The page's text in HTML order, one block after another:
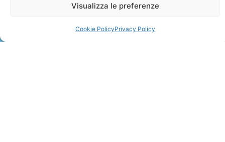
Visualizza le preferenze
Cookie PolicyPrivacy Policy